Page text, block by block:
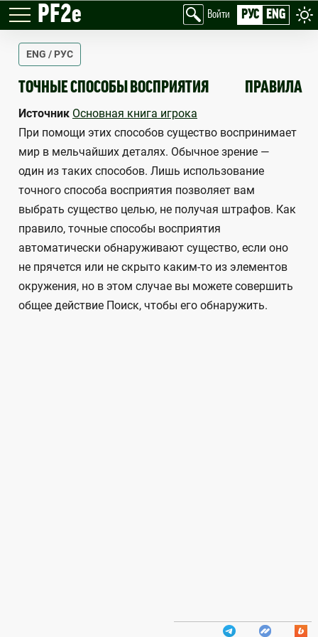
PF2e Войти РУС ENG
ENG / РУС
ТОЧНЫЕ СПОСОБЫ ВОСПРИЯТИЯ
PRECISE SENSES ПРАВИЛА
Источник Основная книга игрока
При помощи этих способов существо воспринимает
мир в мельчайших деталях. Обычное зрение —
один из таких способов. Лишь использование
точного способа восприятия позволяет вам
выбрать существо целью, не получая штрафов. Как
правило, точные способы восприятия
автоматически обнаруживают существо, если оно
не прячется или не скрыто каким-то из элементов
окружения, но в этом случае вы можете совершить
общее действие Поиск, чтобы его обнаружить.